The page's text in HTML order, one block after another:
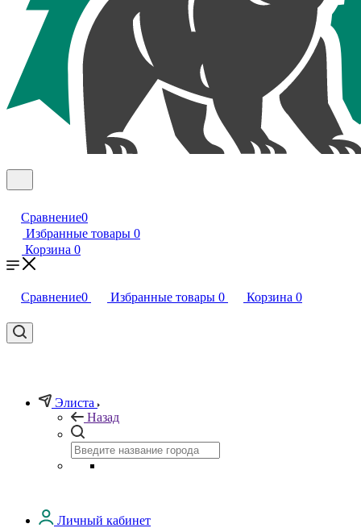
Сравнение0
Избранные товары 0
Корзина 0
Сравнение0 Избранные товары 0 Корзина 0
Элиста
Назад
Личный кабинет